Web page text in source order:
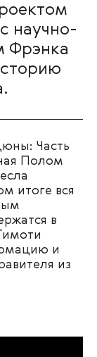
научно-
Фрэнка
Часть
Полом
итоге вся
в
и
из